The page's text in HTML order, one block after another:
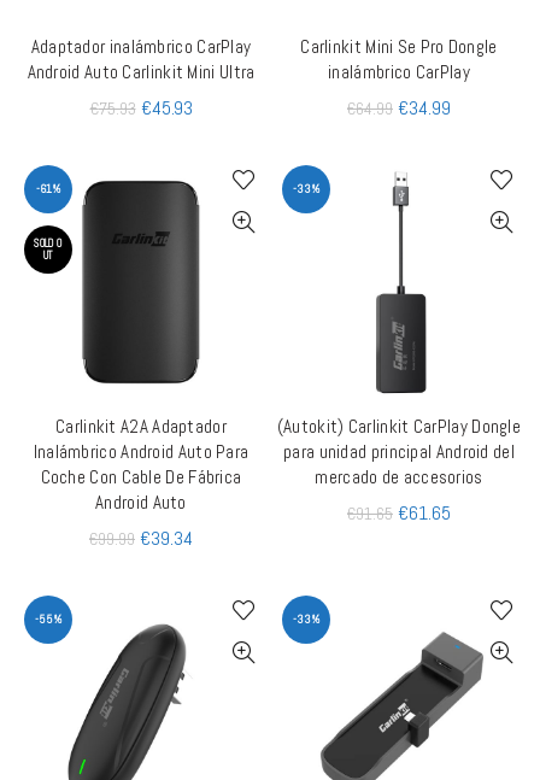
AÑADIR AL CARRITO
Adaptador inalámbrico CarPlay
Android Auto Carlinkit Mini Ultra
€75.93 €45.93
AÑADIR AL CARRITO
Carlinkit Mini Se Pro Dongle
inalámbrico CarPlay
€64.99 €34.99
-61%
SOLD O
UT
LEER MÁS
Carlinkit A2A Adaptador
Inalámbrico Android Auto Para
Coche Con Cable De Fábrica
Android Auto
€99.99 €39.34
-33%
AÑADIR AL CARRITO
(Autokit) Carlinkit CarPlay Dongle
para unidad principal Android del
mercado de accesorios
€91.65 €61.65
-55% -33%